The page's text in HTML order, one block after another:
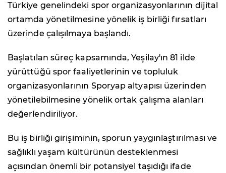
Türkiye genelindeki spor organizasyonlarının dijital
ortamda yönetilmesine yönelik iş birliği fırsatları
üzerinde çalışılmaya başlandı.
Başlatılan süreç kapsamında, Yeşilay'ın 81 ilde
yürüttüğü spor faaliyetlerinin ve topluluk
organizasyonlarının Sporyap altyapısı üzerinden
yönetilebilmesine yönelik ortak çalışma alanları
değerlendiriliyor.
Bu iş birliği girişiminin, sporun yaygınlaştırılması ve
sağlıklı yaşam kültürünün desteklenmesi
açısından önemli bir potansiyel taşıdığı ifade